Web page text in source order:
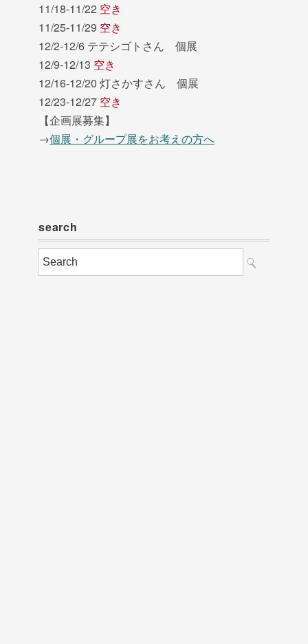
11/18-11/22 空き
11/25-11/29 空き
12/2-12/6 テテシゴトさん 個展
12/9-12/13 空き
12/16-12/20 灯さかすさん 個展
12/23-12/27 空き
【企画展募集】
→個展・グループ展をお考えの方へ
search